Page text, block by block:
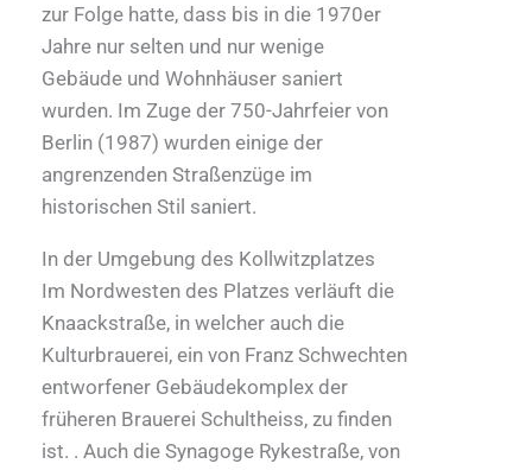
zur Folge hatte, dass bis in die 1970er
Jahre nur selten und nur wenige
Gebäude und Wohnhäuser saniert
wurden. Im Zuge der 750-Jahrfeier von
Berlin (1987) wurden einige der
angrenzenden Straßenzüge im
historischen Stil saniert.
In der Umgebung des Kollwitzplatzes
Im Nordwesten des Platzes verläuft die
Knaackstraße, in welcher auch die
Kulturbrauerei, ein von Franz Schwechten
entworfener Gebäudekomplex der
früheren Brauerei Schultheiss, zu finden
ist. . Auch die Synagoge Rykestraße, von